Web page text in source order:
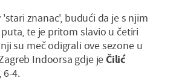
znanac', budući da je s njim
te je pritom slavio u četiri
su meč odigrali ove sezone u
Indoorsa gdje jeČilić
6-4.